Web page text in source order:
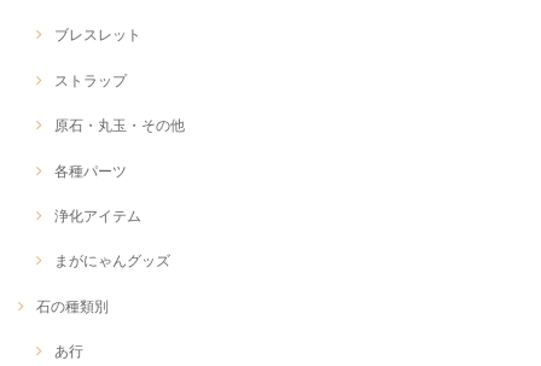
ブレスレット
ストラップ
原石・丸玉・その他
各種パーツ
浄化アイテム
まがにゃんグッズ
石の種類別
あ行